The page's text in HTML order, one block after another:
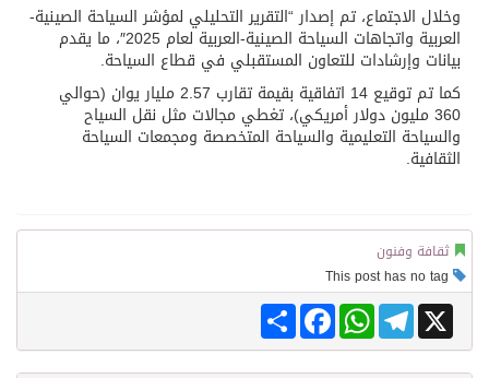
وخلال الاجتماع، تم إصدار “التقرير التحليلي لمؤشر السياحة الصينية-
العربية واتجاهات السياحة الصينية-العربية لعام 2025″، ما يقدم
بيانات وإرشادات للتعاون المستقبلي في قطاع السياحة.
كما تم توقيع 14 اتفاقية بقيمة تقارب 2.57 مليار يوان (حوالي
360 مليون دولار أمريكي)، تغطي مجالات مثل نقل السياح
والسياحة التعليمية والسياحة المتخصصة ومجمعات السياحة
الثقافية.
ثقافة وفنون
Share
FacebookWhatsAppTelegram X